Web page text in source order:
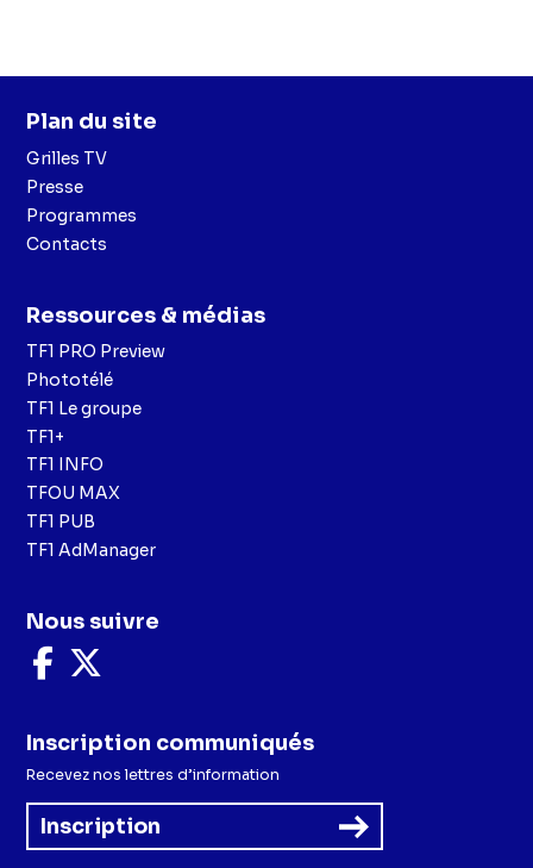
Plan du site
Grilles TV
Presse
Programmes
Contacts
Ressources & médias
TF1 PRO Preview
Phototélé
TF1 Le groupe
TF1+
TF1 INFO
TFOU MAX
TF1 PUB
TF1 AdManager
Nous suivre
Nous
suivre
Facebook
X
Inscription communiqués
Recevez nos lettres d’information
Inscription